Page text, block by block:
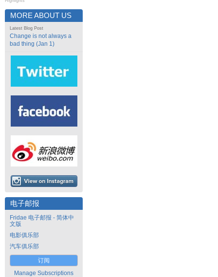
MORE ABOUT US
Latest Blog Post
Change is not always a
bad thing (Jan 1)
电子邮报
Fridae 电子邮报 - 简体中
文版
电影俱乐部
汽车俱乐部
订阅
Manage Subscriptions